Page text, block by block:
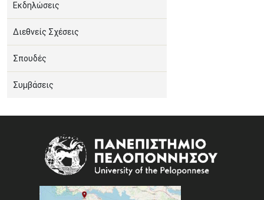
Εκδηλώσεις
Διεθνείς Σχέσεις
Σπουδές
Συμβάσεις